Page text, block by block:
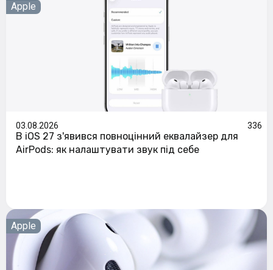
Apple
03.08.2026 336
В iOS 27 з'явився повноцінний еквалайзер для
AirPods: як налаштувати звук під себе
Apple